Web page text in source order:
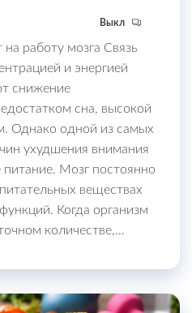
Выкл
работу мозга Связь
и энергией
снижение
сна, высокой
Однако одной из самых
ухудшения внимания
питание. Мозг постоянно
веществах
Когда организм
количестве,…